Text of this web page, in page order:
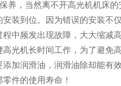
养，当然离不开高光机机床
装到位。因为错误的安装不
中频发出现故障，大大缩减
光机长时间工作，为了避免
加润滑油，润滑油除却能有
件的使用寿命！